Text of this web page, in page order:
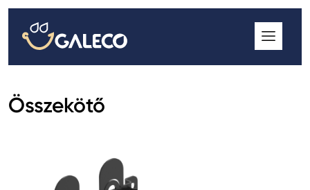
Összekötő
ROOFGUTTER CLASSIC
GALECO GRIN MOD
GALECO BROSA MODULOS CSEREPESLEMEZ
GALECO PVC ERESZCSATORNA RENDSZER